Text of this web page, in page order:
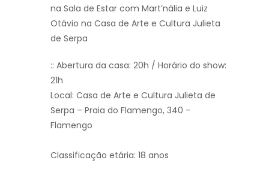
na Sala de Estar com Mart’nália e Luiz
Otávio na Casa de Arte e Cultura Julieta
de Serpa
:: Abertura da casa: 20h / Horário do show:
21h
Local: Casa de Arte e Cultura Julieta de
Serpa – Praia do Flamengo, 340 –
Flamengo
Classificação etária: 18 anos